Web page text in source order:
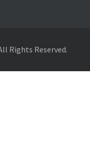
Rights Reserved.